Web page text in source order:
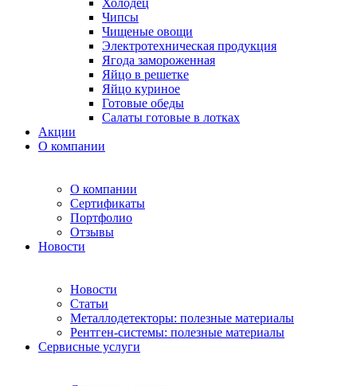
Холодец
Чипсы
Чищеные овощи
Электротехническая продукция
Ягода замороженная
Яйцо в решетке
Яйцо куриное
Готовые обеды
Салаты готовые в лотках
Акции
О компании
О компании
Сертификаты
Портфолио
Отзывы
Новости
Новости
Статьи
Металлодетекторы: полезные материалы
Рентген-системы: полезные материалы
Сервисные услуги